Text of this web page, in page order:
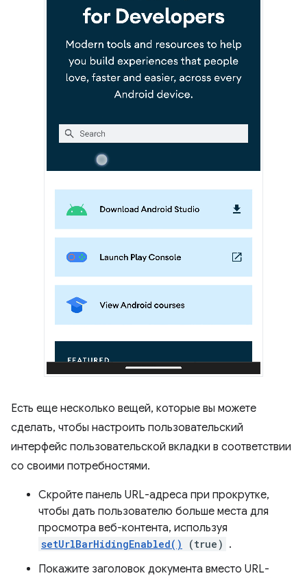
Есть еще несколько вещей, которые вы можете
сделать, чтобы настроить пользовательский
интерфейс пользовательской вкладки в соответствии
со своими потребностями.
Скройте панель URL-адреса при прокрутке,
чтобы дать пользователю больше места для
просмотра веб-контента, используя
setUrlBarHidingEnabled() (true) .
Покажите заголовок документа вместо URL-